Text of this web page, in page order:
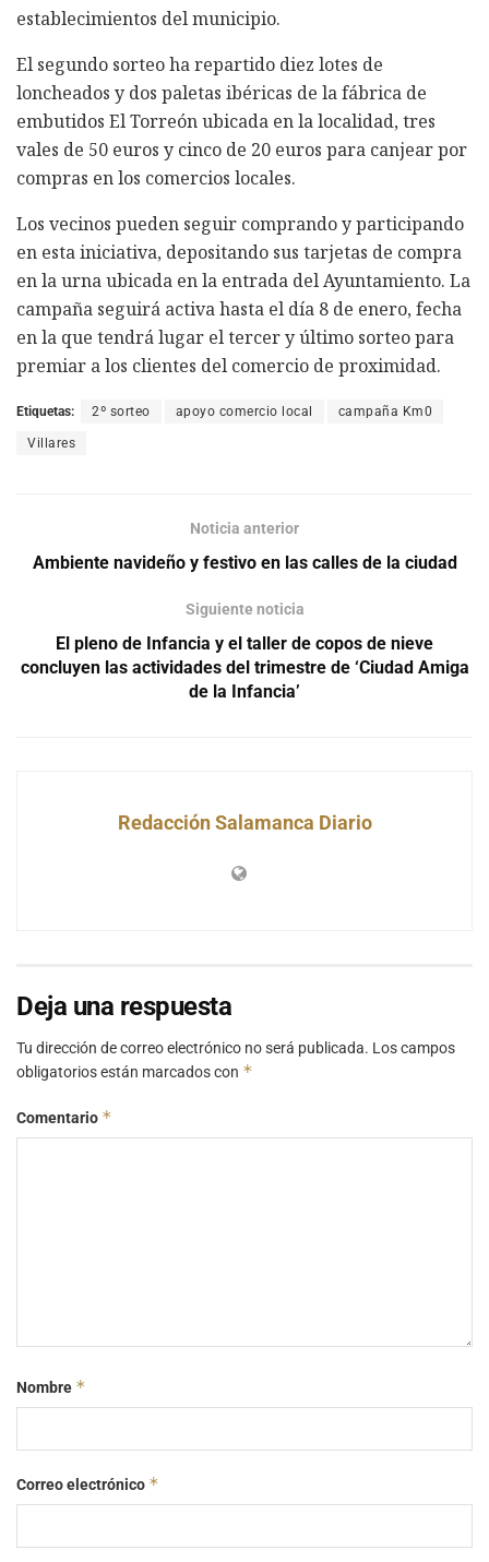
establecimientos del municipio.
El segundo sorteo ha repartido diez lotes de
loncheados y dos paletas ibéricas de la fábrica de
embutidos El Torreón ubicada en la localidad, tres
vales de 50 euros y cinco de 20 euros para canjear por
compras en los comercios locales.
Los vecinos pueden seguir comprando y participando
en esta iniciativa, depositando sus tarjetas de compra
en la urna ubicada en la entrada del Ayuntamiento. La
campaña seguirá activa hasta el día 8 de enero, fecha
en la que tendrá lugar el tercer y último sorteo para
premiar a los clientes del comercio de proximidad.
Etiquetas: 2º sorteo apoyo comercio local campaña Km0
Villares
Noticia anterior
Ambiente navideño y festivo en las calles de la ciudad
Siguiente noticia
El pleno de Infancia y el taller de copos de nieve
concluyen las actividades del trimestre de ‘Ciudad Amiga
de la Infancia’
Redacción Salamanca Diario
Deja una respuesta
Tu dirección de correo electrónico no será publicada. Los campos
obligatorios están marcados con *
Comentario *
Nombre *
Correo electrónico *